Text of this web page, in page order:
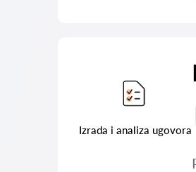
Izrada i analiza ugovora